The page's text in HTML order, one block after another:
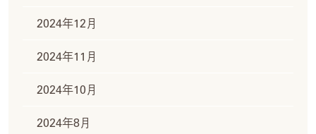
2024年12月
2024年11月
2024年10月
2024年8月